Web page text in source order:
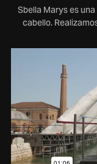
Sbella Marys es
cabello.